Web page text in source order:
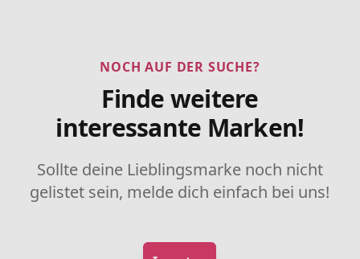
NOCH AUF DER SUCHE?
Finde weitere
interessante Marken!
Sollte deine Lieblingsmarke noch nicht
gelistet sein, melde dich einfach bei uns!